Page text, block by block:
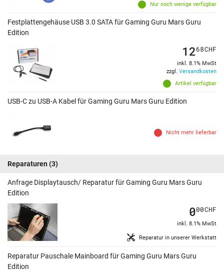
Nur noch wenige verfügbar
Festplattengehäuse USB 3.0 SATA für Gaming Guru Mars Guru
Edition
Artikel verfügbar
1268CHF
inkl. 8.1% MwSt
zzgl. Versandkosten
USB-C zu USB-A Kabel für Gaming Guru Mars Guru Edition
Nicht mehr lieferbar
Reparaturen (3)
Anfrage Displaytausch/ Reparatur für Gaming Guru Mars Guru
Edition
Reparatur in unserer Werkstatt
000CHF
inkl. 8.1% MwSt
Reparatur Pauschale Mainboard für Gaming Guru Mars Guru
Edition